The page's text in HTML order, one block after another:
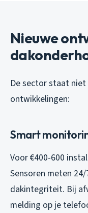
Nieuwe
De sector staat
ontwikkelingen:
Smart
Voor €400-600
Sensoren meten
dakintegriteit. Bij
melding op je